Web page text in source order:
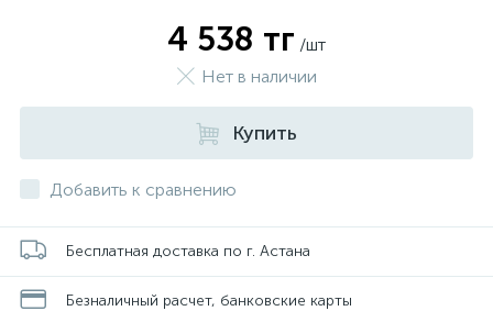
4 538 тг /шт
Нет в наличии
Купить
Добавить к сравнению
Бесплатная доставка по г. Астана
Безналичный расчет, банковские карты